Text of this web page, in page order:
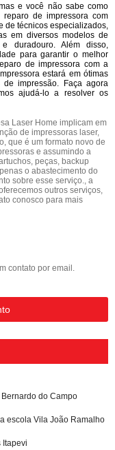
e você não sabe como
de impressora com
de técnicos especializados,
em diversos modelos de
duradouro. Além disso,
para garantir o melhor
de impressora com a
estará em ótimas
impressão. Faça agora
ajudá-lo a resolver os
Laser Home implicam em
de impressoras laser,
que é um formato novo de
e assumindo a
peças, backup
o abastecimento do
sobre esse serviço., a
outros serviços,
conosco para mais
contato por email.
do Campo
escola Vila João Ramalho
Itapevi